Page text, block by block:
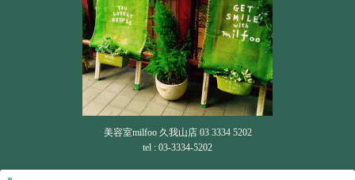
美容室milfoo 久我山店 03 3334 5202
tel : 03-3334-5202